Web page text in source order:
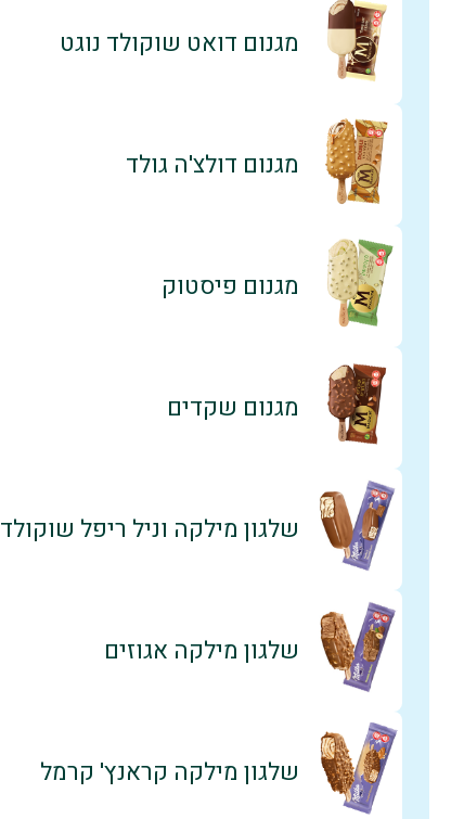
מגנום דואט שוקולד נוגט
מגנום דולצ'ה גולד
מגנום פיסטוק
מגנום שקדים
שלגון מילקה וניל ריפל שוקולד
שלגון מילקה אגוזים
שלגון מילקה קראנץ' קרמל